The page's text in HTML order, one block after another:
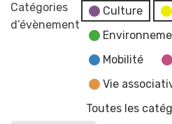
Catégories
d’évènement
Culture
Mobilité
Vie
Toutes les